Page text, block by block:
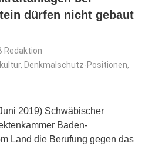
dürfen nicht gebaut
Redaktion
, Denkmalschutz-Positionen,
2019) Schwäbischer
Baden-
Land die Berufung gegen das